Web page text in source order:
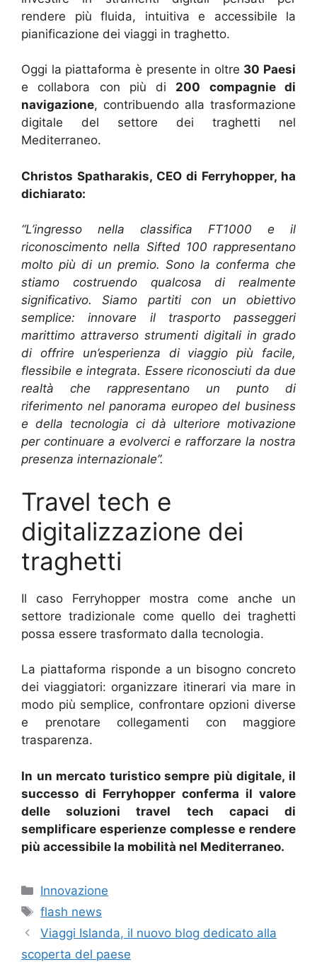
rendere più fluida, intuitiva e accessibile la
pianificazione dei viaggi in traghetto.
Oggi la piattaforma è presente in oltre 30 Paesi
e collabora con più di 200 compagnie di
navigazione, contribuendo alla trasformazione
digitale del settore dei traghetti nel
Mediterraneo.
Christos Spatharakis, CEO di Ferryhopper, ha
dichiarato:
“L’ingresso nella classifica FT1000 e il
riconoscimento nella Sifted 100 rappresentano
molto più di un premio. Sono la conferma che
stiamo costruendo qualcosa di realmente
significativo. Siamo partiti con un obiettivo
semplice: innovare il trasporto passeggeri
marittimo attraverso strumenti digitali in grado
di offrire un’esperienza di viaggio più facile,
flessibile e integrata. Essere riconosciuti da due
realtà che rappresentano un punto di
riferimento nel panorama europeo del business
e della tecnologia ci dà ulteriore motivazione
per continuare a evolverci e rafforzare la nostra
presenza internazionale”.
Travel tech e
digitalizzazione dei
traghetti
Il caso Ferryhopper mostra come anche un
settore tradizionale come quello dei traghetti
possa essere trasformato dalla tecnologia.
La piattaforma risponde a un bisogno concreto
dei viaggiatori: organizzare itinerari via mare in
modo più semplice, confrontare opzioni diverse
e prenotare collegamenti con maggiore
trasparenza.
In un mercato turistico sempre più digitale, il
successo di Ferryhopper conferma il valore
delle soluzioni travel tech capaci di
semplificare esperienze complesse e rendere
più accessibile la mobilità nel Mediterraneo.
Categorie
Innovazione
Tag
flash news
Viaggi Islanda, il nuovo blog dedicato alla
scoperta del paese